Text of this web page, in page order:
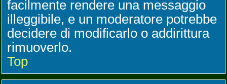
facilmente rendere una messaggio
illeggibile, e un moderatore potrebbe
decidere di modificarlo o addirittura
rimuoverlo.
Top